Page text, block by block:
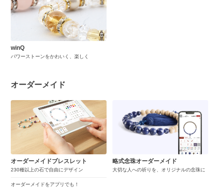
winQ
パワーストーンをかわいく、楽しく
オーダーメイド
オーダーメイドブレスレット
230種以上の石で自由にデザイン
オーダーメイドをアプリでも！
略式念珠オーダーメイド
大切な人への祈りを、オリジナルの念珠に